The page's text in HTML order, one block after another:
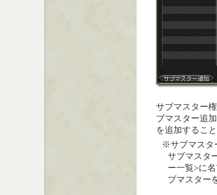
サブマスター
ブマスター追
を追加するこ
※サブマスタ
サブマスタ
ー一覧>に
ブマスター